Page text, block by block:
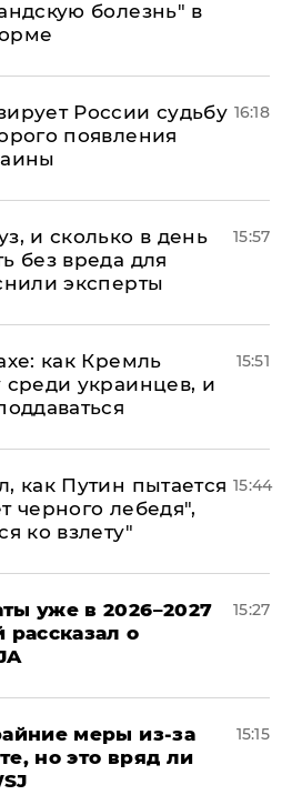
болезнь" в
России судьбу
появления
16:18
и сколько в день
без вреда для
эксперты
15:57
как Кремль
среди украинцев, и
15:51
как Путин пытается
черного лебедя",
ко взлету"
15:44
уже в 2026–2027
рассказал о
15:27
меры из-за
но это вряд ли
15:15